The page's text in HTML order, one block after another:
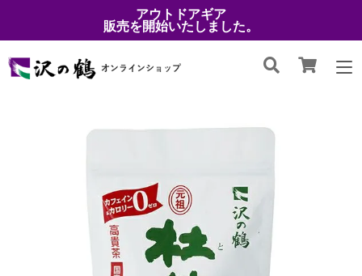
アウトドアギア
販売を開始いたしました。